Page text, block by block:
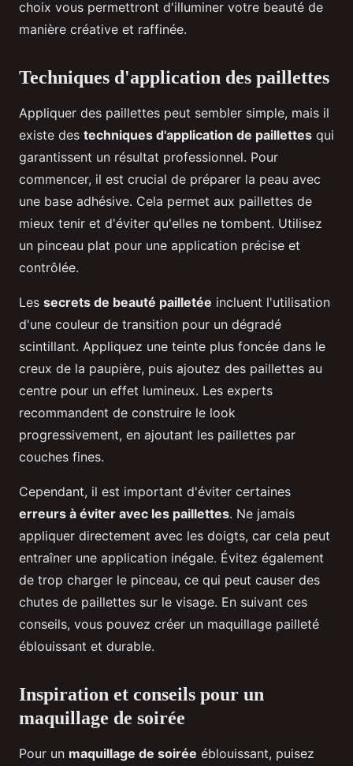
choix vous permettront d'illuminer votre beauté de
manière créative et raffinée.
Techniques d'application des paillettes
Appliquer des paillettes peut sembler simple, mais il
existe des techniques d'application de paillettes qui
garantissent un résultat professionnel. Pour
commencer, il est crucial de préparer la peau avec
une base adhésive. Cela permet aux paillettes de
mieux tenir et d'éviter qu'elles ne tombent. Utilisez
un pinceau plat pour une application précise et
contrôlée.
Les secrets de beauté pailletée incluent l'utilisation
d'une couleur de transition pour un dégradé
scintillant. Appliquez une teinte plus foncée dans le
creux de la paupière, puis ajoutez des paillettes au
centre pour un effet lumineux. Les experts
recommandent de construire le look
progressivement, en ajoutant les paillettes par
couches fines.
Cependant, il est important d'éviter certaines
erreurs à éviter avec les paillettes. Ne jamais
appliquer directement avec les doigts, car cela peut
entraîner une application inégale. Évitez également
de trop charger le pinceau, ce qui peut causer des
chutes de paillettes sur le visage. En suivant ces
conseils, vous pouvez créer un maquillage pailleté
éblouissant et durable.
Inspiration et conseils pour un
maquillage de soirée
Pour un maquillage de soirée éblouissant, puisez